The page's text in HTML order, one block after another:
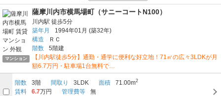
マンション
薩摩川内市横馬場町（サニーコートN100）
川内駅 徒歩5分
築年月
1994年01月 (築32年)
構造
ＲＣ
階数
5階建
【川内駅徒歩5分】通勤・通学に便利な好立地！71㎡の広々3LDKが月
額6.7万円・駐車場1台無料で…
階数 3階 間取り 3LDK 面積 71.00m2
賃料 6.7万円 管理費等
無